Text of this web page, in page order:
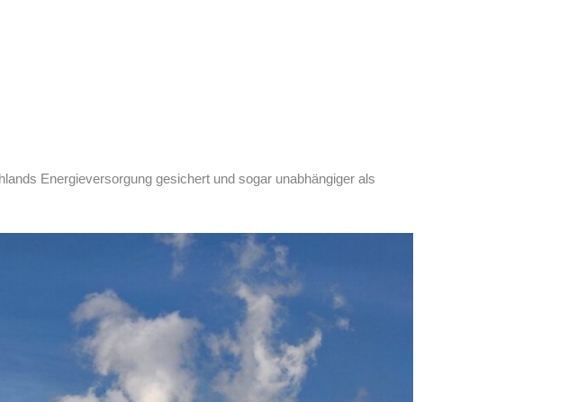
Energieversorgung gesichert und sogar unabhängiger als